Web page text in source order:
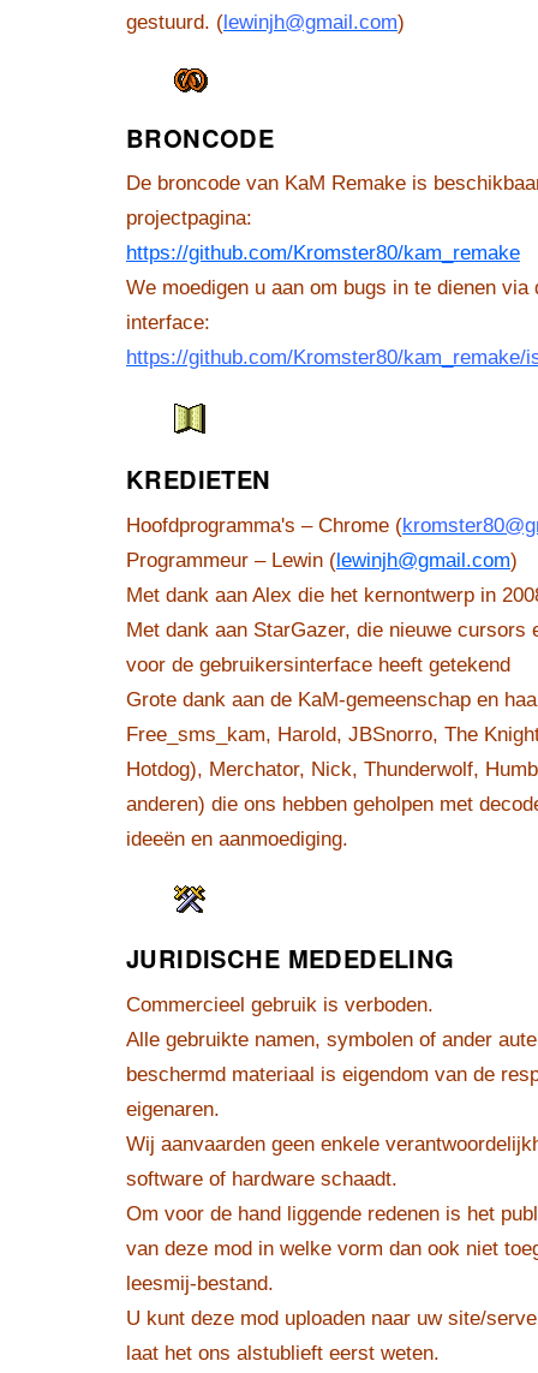
gestuurd. (lewinjh@gmail.com)
BRONCODE
De broncode van KaM Remake is
projectpagina:
https://github.com/Kromster80/kam_remake
We moedigen u aan om bugs in te dienen via
interface:
https://github.com/Kromster80/kam_remake/
KREDIETEN
Hoofdprogramma's – Chrome (
Programmeur – Lewin (lewinjh@gmail.com)
Met dank aan Alex die het kernontwerp in
Met dank aan StarGazer, die nieuwe cursors
voor de gebruikersinterface heeft getekend
Grote dank aan de KaM-gemeenschap en
Free_sms_kam, Harold, JBSnorro, The
Hotdog), Merchator, Nick, Thunderwolf,
anderen) die ons hebben geholpen met
ideeën en aanmoediging.
JURIDISCHE MEDEDELING
Commercieel gebruik is verboden.
Alle gebruikte namen, symbolen of ander
beschermd materiaal is eigendom van de
eigenaren.
Wij aanvaarden geen enkele
software of hardware schaadt.
Om voor de hand liggende redenen is het
van deze mod in welke vorm dan ook niet
leesmij-bestand.
U kunt deze mod uploaden naar uw site/
laat het ons alstublieft eerst weten.